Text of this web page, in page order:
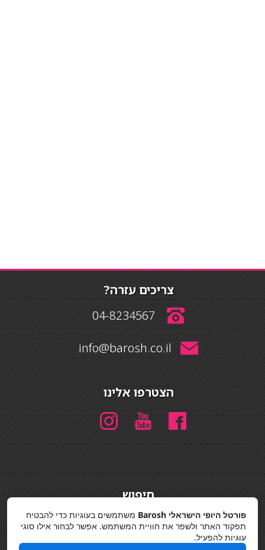
צריכים עזרה?
04-8234567
info@barosh.co.il
הצטרפו אלינו
חיפוש
מדיניות פרטיות
פורטל היופי הישראלי Barosh
משתמשים בעוגיות כדי להבטיח
תפקוד האתר ולשפר את חוויית המשתמש. אפשר לבחור אילו סוגי
עוגיות להפעיל.